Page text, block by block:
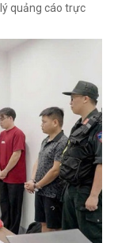
quảng cáo trực